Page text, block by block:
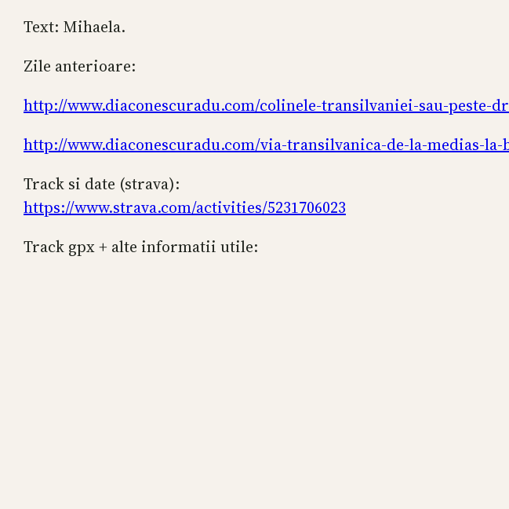
Text: Mihaela.
Zile anterioare:
http://www.diaconescuradu.com/colinele-transilvaniei-sau-peste-
http://www.diaconescuradu.com/via-transilvanica-de-la-medias-
Track si date (strava):
https://www.strava.com/activities/5231706023
Track gpx + alte informatii utile: